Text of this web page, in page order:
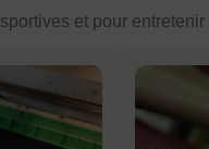
sportives et pour